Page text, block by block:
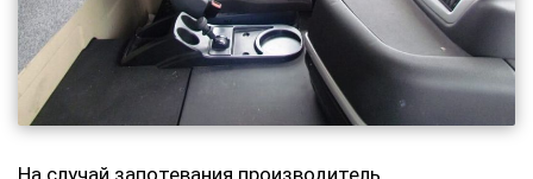
На случай запотевания производитель